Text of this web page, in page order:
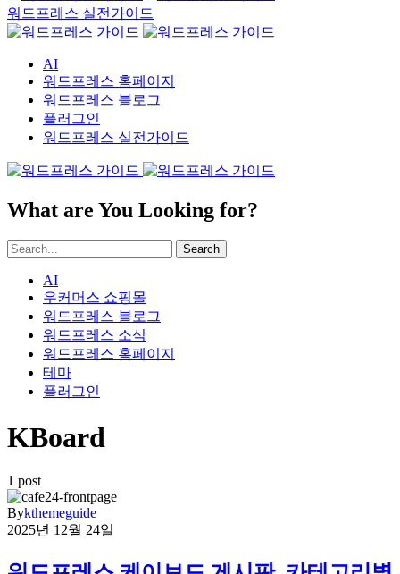
워드프레스 실전가이드
AI
워드프레스 홈페이지
워드프레스 블로그
플러그인
워드프레스 실전가이드
What are You Looking for?
Search
AI
우커머스 쇼핑몰
워드프레스 블로그
워드프레스 소식
워드프레스 홈페이지
테마
플러그인
KBoard
1 post
Bykthemeguide
2025년 12월 24일